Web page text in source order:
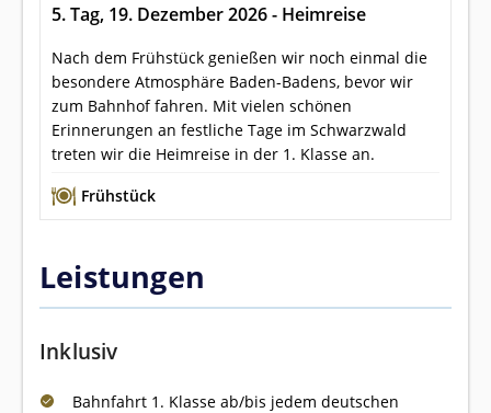
5. Tag, 19. Dezember 2026 - Heimreise
Nach dem Frühstück genießen wir noch einmal die
besondere Atmosphäre Baden-Badens, bevor wir
zum Bahnhof fahren. Mit vielen schönen
Erinnerungen an festliche Tage im Schwarzwald
treten wir die Heimreise in der 1. Klasse an.
Frühstück
Leistungen
Inklusiv
Bahnfahrt 1. Klasse ab/bis jedem deutschen